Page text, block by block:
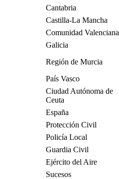
Cantabria
Castilla-La Mancha
Comunidad Valenciana
Galicia
Región de Murcia
País Vasco
Ciudad Autónoma de
Ceuta
España
Protección Civil
Policía Local
Guardia Civil
Ejército del Aire
Sucesos